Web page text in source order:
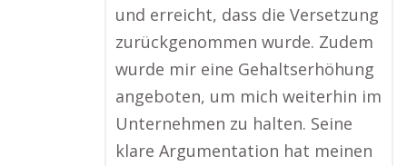
und erreicht, dass die Versetzung
zurückgenommen wurde. Zudem
wurde mir eine Gehaltserhöhung
angeboten, um mich weiterhin im
Unternehmen zu halten. Seine
klare Argumentation hat meinen